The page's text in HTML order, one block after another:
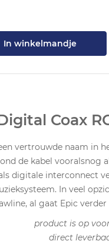
In winkelmandje
Coax
vertrouwde naam in
de kabel vooralsnog
digitale interconnect
In veel
al gaat Epic verder
product is op
direct